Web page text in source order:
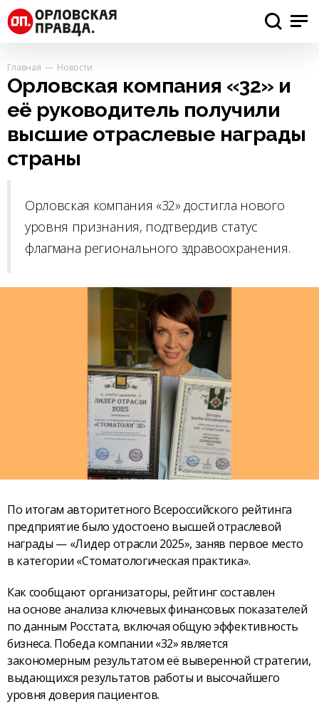
Главная Новости
Орловская компания «32» и
её руководитель получили
высшие отраслевые награды
страны
Орловская компания «32» достигла нового
уровня признания, подтвердив статус
флагмана регионального здравоохранения.
По итогам авторитетного Всероссийского рейтинга
предприятие было удостоено высшей отраслевой
награды — «Лидер отрасли 2025», заняв первое место
в категории «Стоматологическая практика».
Как сообщают организаторы, рейтинг составлен
на основе анализа ключевых финансовых показателей
по данным Росстата, включая общую эффективность
бизнеса. Победа компании «32» является
закономерным результатом её выверенной стратегии,
выдающихся результатов работы и высочайшего
уровня доверия пациентов.